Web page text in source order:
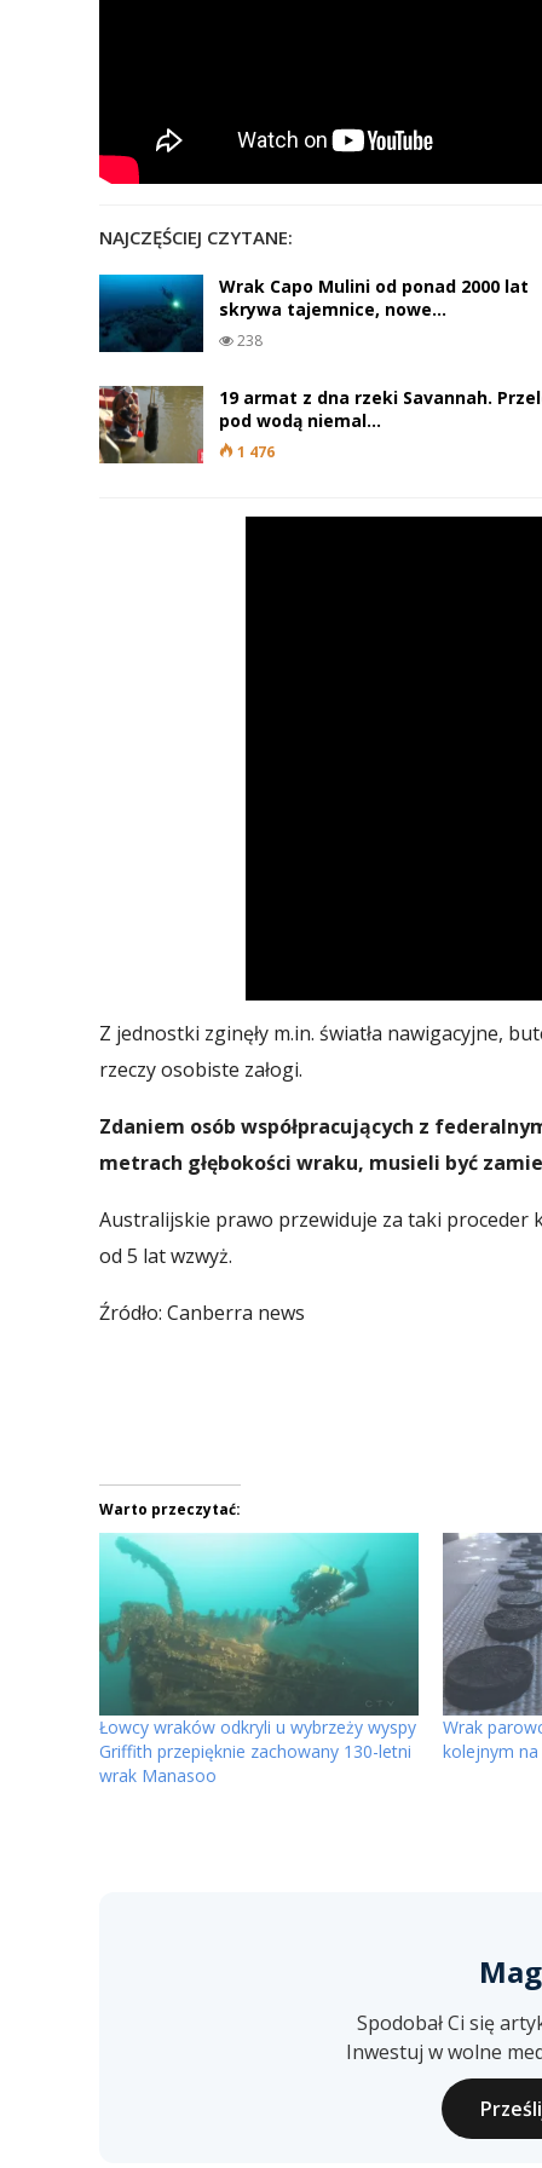
NAJCZĘŚCIEJ CZYTANE:
Wrak Capo Mulini od ponad 2000 lat
skrywa tajemnice, nowe…
238
19 armat z dna rzeki Savannah.
pod wodą niemal…
1 476
Z jednostki zginęły m.in. światła nawigacyjne,
rzeczy osobiste załogi.
Zdaniem osób współpracujących z
metrach głębokości wraku, musieli być
Australijskie prawo przewiduje za taki proceder
od 5 lat wzwyż.
Źródło: Canberra news
Warto przeczytać:
Łowcy wraków odkryli u wybrzeży wyspy
Griffith przepięknie zachowany 130-letni
wrak Manasoo
Wrak
kolejnym
Spodobał Ci się
Inwestuj w wolne